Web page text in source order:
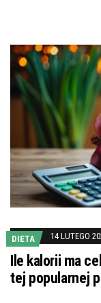
DIETA 14 LUTEGO
Ile kalorii ma
tej popularnej